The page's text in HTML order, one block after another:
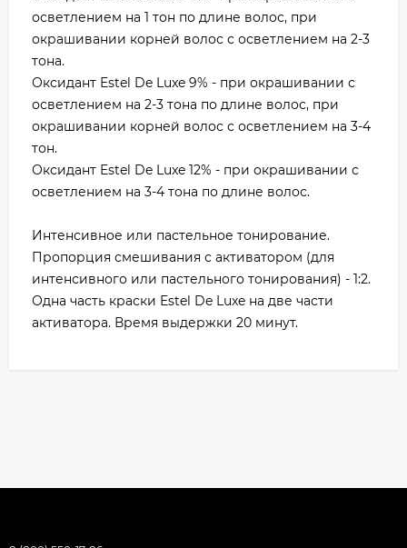
осветлением на 1 тон по длине волос, при
окрашивании корней волос с осветлением на 2-3
тона.
Оксидант Estel De Luxe 9% - при окрашивании с
осветлением на 2-3 тона по длине волос, при
окрашивании корней волос с осветлением на 3-4
тон.
Оксидант Estel De Luxe 12% - при окрашивании с
осветлением на 3-4 тона по длине волос.
Интенсивное или пастельное тонирование.
Пропорция смешивания с активатором (для
интенсивного или пастельного тонирования) - 1:2.
Одна часть краски Estel De Luxe на две части
активатора. Время выдержки 20 минут.